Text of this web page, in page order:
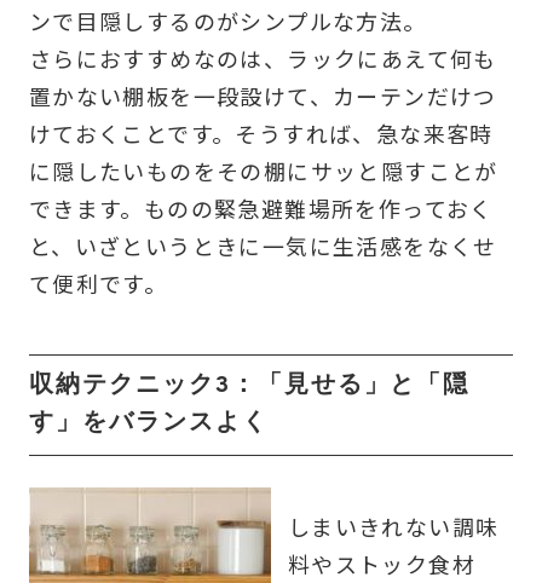
ンで目隠しするのがシンプルな方法。
さらにおすすめなのは、ラックにあえて何も
置かない棚板を一段設けて、カーテンだけつ
けておくことです。そうすれば、急な来客時
に隠したいものをその棚にサッと隠すことが
できます。ものの緊急避難場所を作っておく
と、いざというときに一気に生活感をなくせ
て便利です。
収納テクニック3：「見せる」と「隠
す」をバランスよく
しまいきれない調味
料やストック食材